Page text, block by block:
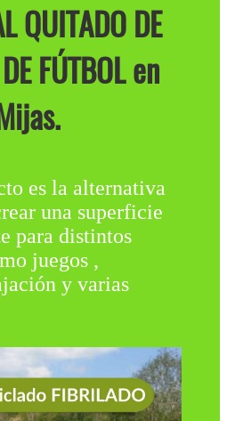
QUITADO DE
FÚTBOL en
es la alternativa
una superficie
para distintos
juegos ,
y varias